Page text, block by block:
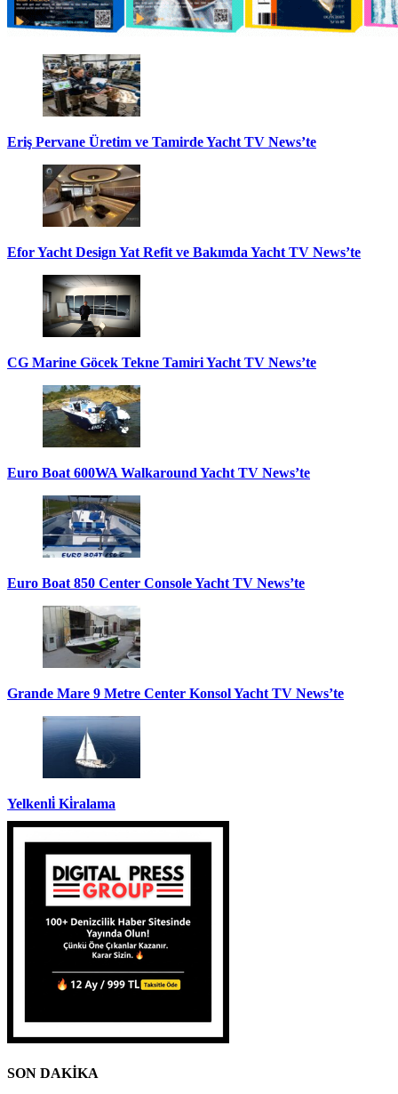
Eriş Pervane Üretim ve Tamirde Yacht TV News’te
Efor Yacht Design Yat Refit ve Bakımda Yacht TV News’te
CG Marine Göcek Tekne Tamiri Yacht TV News’te
Euro Boat 600WA Walkaround Yacht TV News’te
Euro Boat 850 Center Console Yacht TV News’te
Grande Mare 9 Metre Center Konsol Yacht TV News’te
Yelkenli̇ Ki̇ralama
SON DAKİKA